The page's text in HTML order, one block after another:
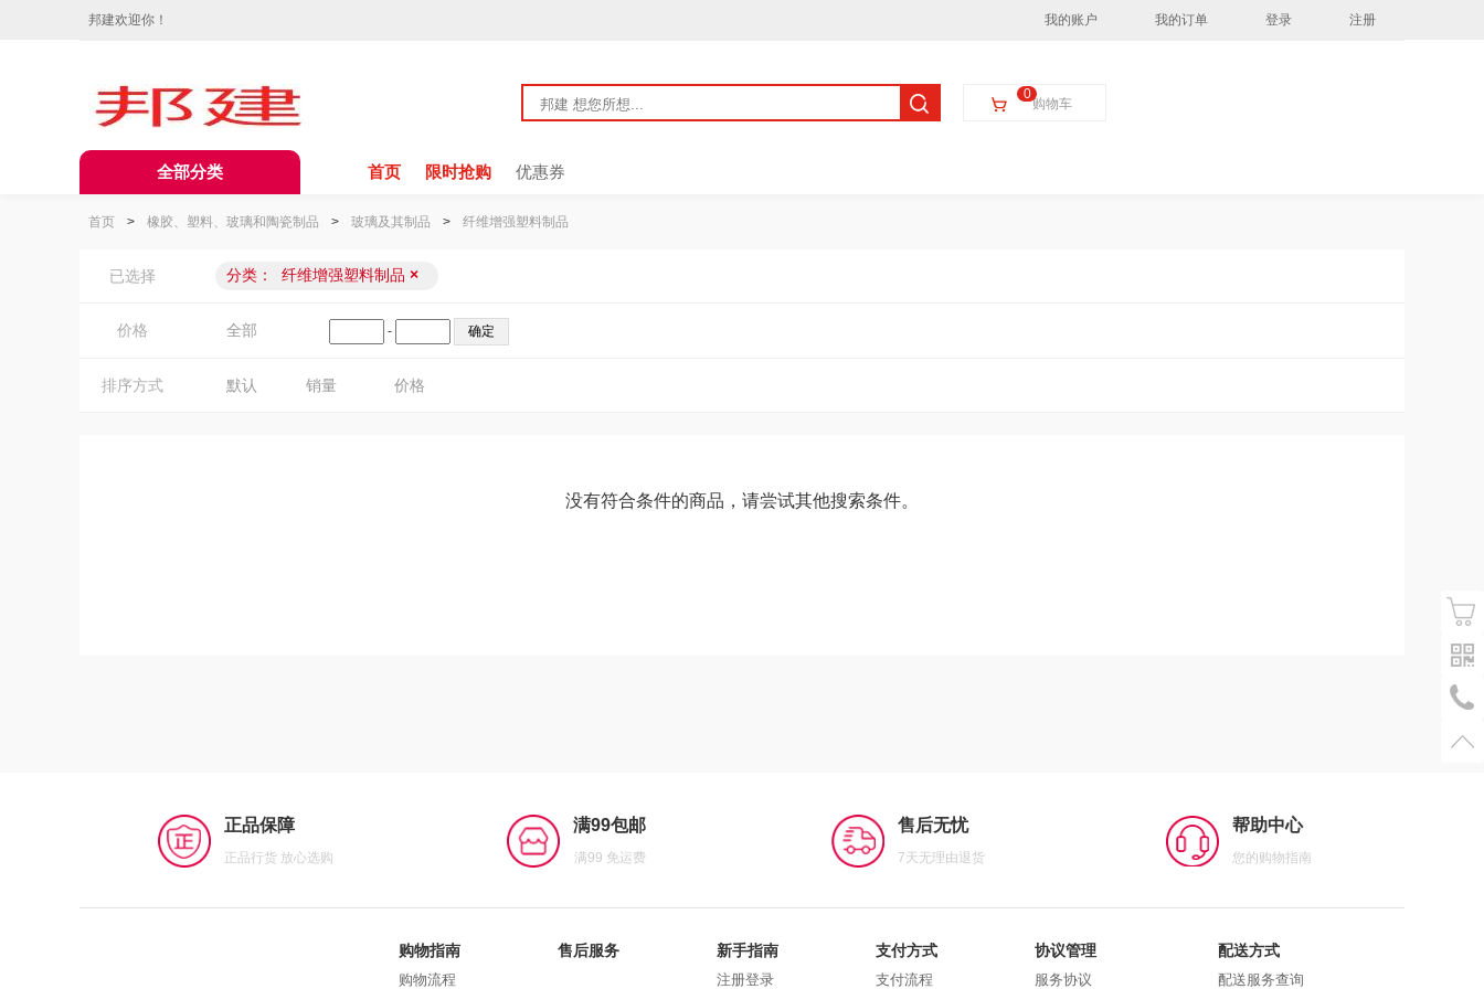
邦建欢迎你！ 我的账户 我的订单 登录 注册
购物车
0
全部分类 首页 限时抢购 优惠券
首页 > 橡胶、塑料、玻璃和陶瓷制品 > 玻璃及其制品 > 纤维增强塑料制品
已选择 分类： 纤维增强塑料制品 ×
价格 全部 -
排序方式 默认 销量 价格
没有符合条件的商品，请尝试其他搜索条件。
正品保障
正品行货 放心选购
满99包邮
满99 免运费
售后无忧
7天无理由退货
帮助中心
您的购物指南
购物指南
购物流程
售后服务 新手指南
注册登录
支付方式
支付流程
协议管理
服务协议
配送方式
配送服务查询